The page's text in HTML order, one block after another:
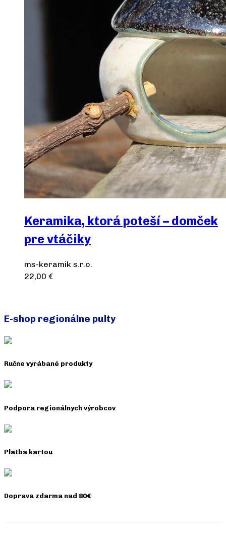
Keramika, ktorá poteší – domček
pre vtáčiky
ms-keramik s.r.o.
22,00 €
E-shop regionálne pulty
Ručne vyrábané produkty
Podpora regionálnych výrobcov
Platba kartou
Doprava zdarma nad 80€